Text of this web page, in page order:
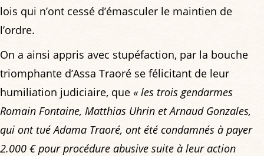
lois qui n’ont cessé d’émasculer le maintien de
l’ordre.
On a ainsi appris avec stupéfaction, par la bouche
triomphante d’Assa Traoré se félicitant de leur
humiliation judiciaire, que « les trois gendarmes
Romain Fontaine, Matthias Uhrin et Arnaud Gonzales,
qui ont tué Adama Traoré, ont été condamnés à payer
2.000 € pour procédure abusive suite à leur action